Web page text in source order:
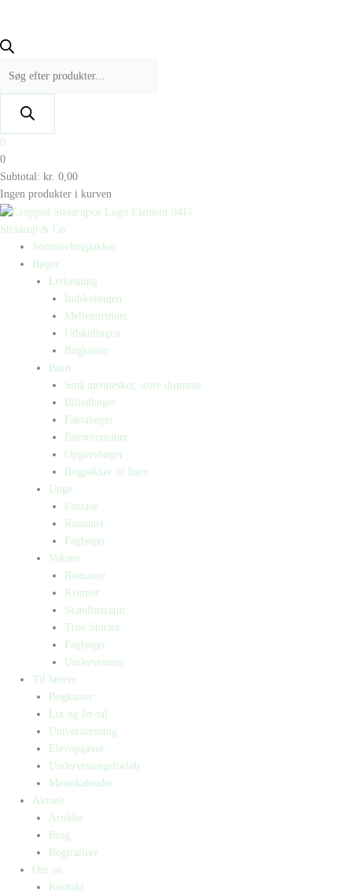
0
0
Subtotal: kr. 0,00
Ingen produkter i kurven
Straarup & Co
Sommerbogpakker
Bøger
Letlæsning
Indskolingen
Mellemtrinnet
Udskolingen
Bogkasser
Børn
Små mennesker, store drømme
Billedbøger
Faktabøger
Børneromaner
Opgavebøger
Bogpakker til børn
Unge
Fantasy
Romaner
Fagbøger
Voksne
Romance
Krimier
Skønlitteratur
True Stories
Fagbøger
Undervisning
Til lærere
Bogkasser
Lix og let-tal
Universlæsning
Elevopgaver
Undervisningsforløb
Messekalender
Aktuelt
Artikler
Blog
Bogtrailere
Om os
Kontakt